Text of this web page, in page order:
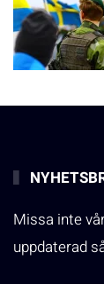
Missa inte
uppdaterad